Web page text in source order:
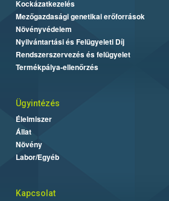
Kockázatkezelés
Mezőgazdasági genetikai erőforrások
Növényvédelem
Nyilvántartási és Felügyeleti Díj
Rendszerszervezés és felügyelet
Termékpálya-ellenőrzés
Ügyintézés
Élelmiszer
Állat
Növény
Labor/Egyéb
Kapcsolat